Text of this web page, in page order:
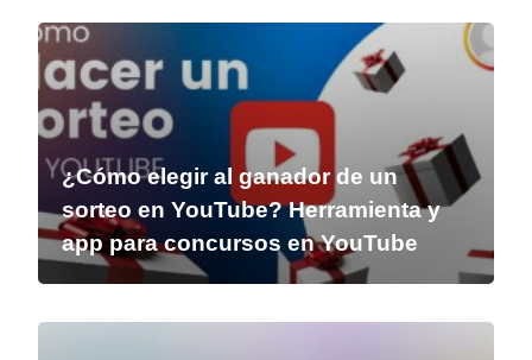
¿Cómo elegir al ganador de un
sorteo en YouTube? Herramienta y
app para concursos en YouTube